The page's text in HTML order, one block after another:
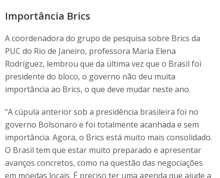
Importância Brics
A coordenadora do grupo de pesquisa sobre Brics da
PUC do Rio de Janeiro, professora Maria Elena
Rodríguez, lembrou que da última vez que o Brasil foi
presidente do bloco, o governo não deu muita
importância ao Brics, o que deve mudar neste ano.
“A cúpula anterior sob a presidência brasileira foi no
governo Bolsonaro e foi totalmente acanhada e sem
importância. Agora, o Brics está muito mais consolidado.
O Brasil tem que estar muito preparado e apresentar
avanços concretos, como na questão das negociações
em moedas locais. É preciso ter uma agenda que ajude a